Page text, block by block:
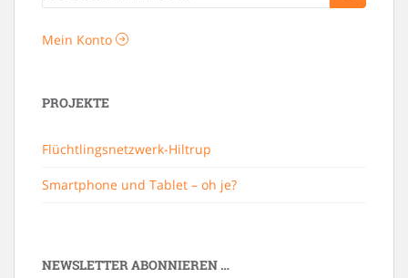
Mein Konto
PROJEKTE
Flüchtlingsnetzwerk-Hiltrup
Smartphone und Tablet – oh je?
NEWSLETTER ABONNIEREN …